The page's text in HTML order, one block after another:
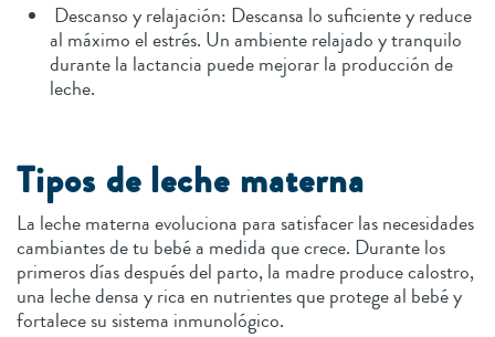
Descanso y relajación: Descansa lo suficiente y reduce
al máximo el estrés. Un ambiente relajado y tranquilo
durante la lactancia puede mejorar la producción de
leche.
Tipos de leche materna
La leche materna evoluciona para satisfacer las necesidades
cambiantes de tu bebé a medida que crece. Durante los
primeros días después del parto, la madre produce calostro,
una leche densa y rica en nutrientes que protege al bebé y
fortalece su sistema inmunológico.